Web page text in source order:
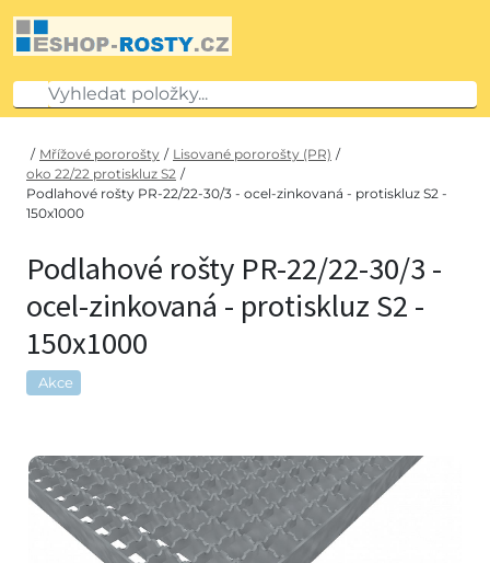
/ Mřížové pororošty / Lisované pororošty (PR) /
oko 22/22 protiskluz S2 /
Podlahové rošty PR-22/22-30/3 - ocel-zinkovaná - protiskluz S2 -
150x1000
Podlahové rošty PR-22/22-30/3 -
ocel-zinkovaná - protiskluz S2 -
150x1000
Akce